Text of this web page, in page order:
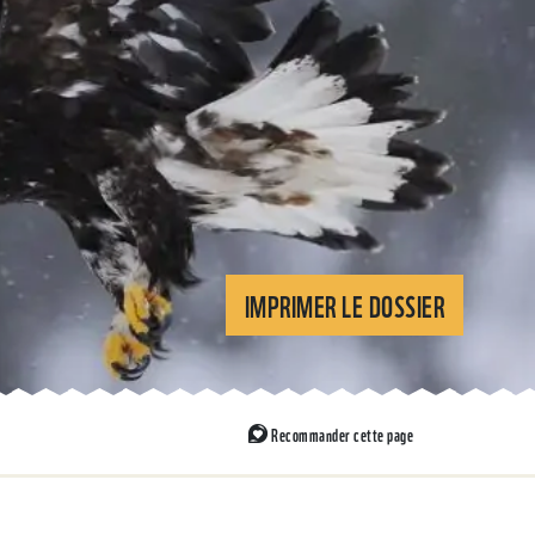
IMPRIMER LE DOSSIER
Recommander cette page